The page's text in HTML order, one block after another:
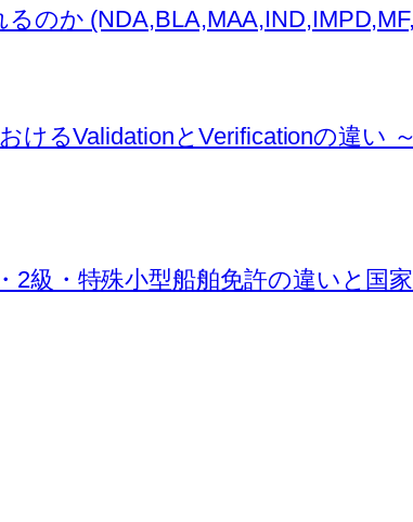
のか
けるValidationとVerificationの違い
級・特殊小型船舶免許の違いと国